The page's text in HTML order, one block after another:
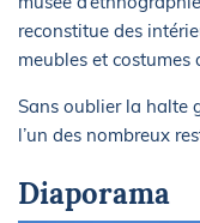
reconstitue des
meubles et costumes
Sans oublier la halte
l’un des nombreux
Diaporama